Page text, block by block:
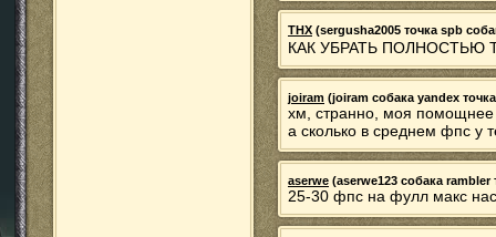
THX (sergusha2005 точка spb
КАК УБРАТЬ ПОЛНОСТЬЮ
joiram (joiram собака yandex
хм, странно, моя помощнее
а сколько в среднем фпс у
aserwe (aserwe123 собака rambler
25-30 фпс на фулл макс